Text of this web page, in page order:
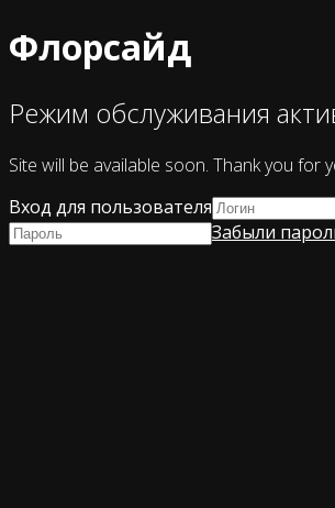
Флорсайд
Режим обслуживания
Site will be available soon. Thank you for
Вход для пользователя
Забыли